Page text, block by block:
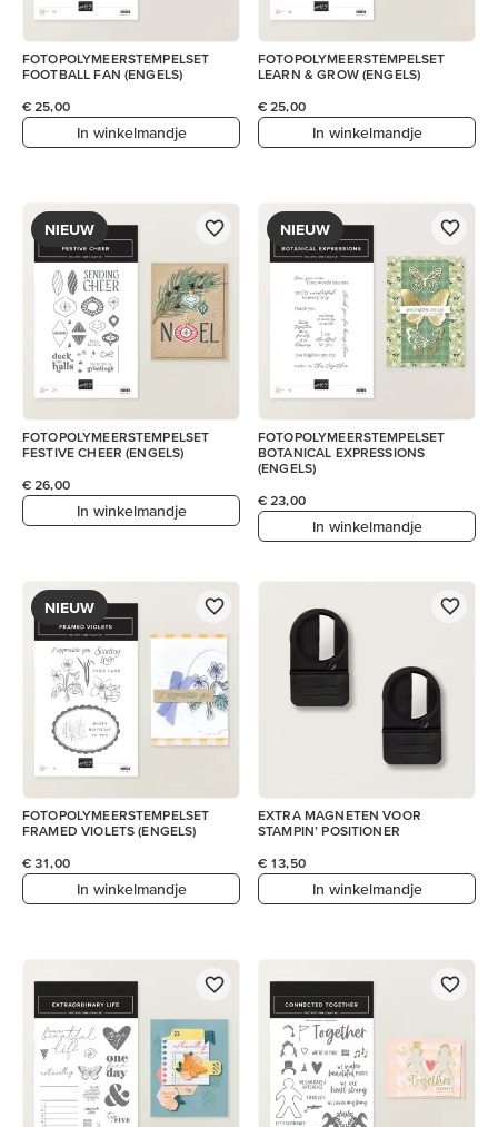
FOTOPOLYMEERSTEMPELSET
FOOTBALL FAN (ENGELS)
€ 25,00
In winkelmandje
FOTOPOLYMEERSTEMPELSET
LEARN & GROW (ENGELS)
€ 25,00
In winkelmandje
NIEUW
FOTOPOLYMEERSTEMPELSET
FESTIVE CHEER (ENGELS)
€ 26,00
In winkelmandje
NIEUW
FOTOPOLYMEERSTEMPELSET
BOTANICAL EXPRESSIONS
(ENGELS)
€ 23,00
In winkelmandje
NIEUW
FOTOPOLYMEERSTEMPELSET
FRAMED VIOLETS (ENGELS)
€ 31,00
In winkelmandje
EXTRA MAGNETEN VOOR
STAMPIN’ POSITIONER
€ 13,50
In winkelmandje